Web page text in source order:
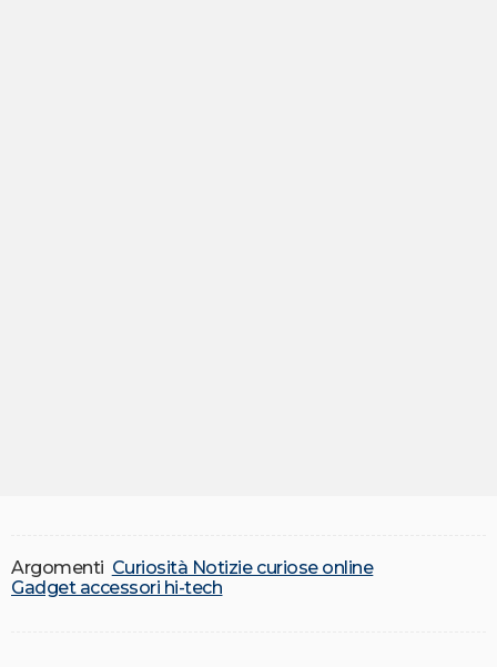
Argomenti Curiosità Notizie curiose online
Gadget accessori hi-tech